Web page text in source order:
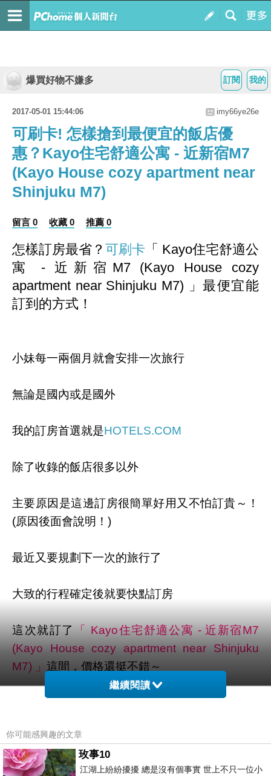
我的
訂閱
爆買好物不嫌多
2017-05-01 15:44:06 imy66ye26e
可刷卡! 怎樣搶到最便宜的飯店優
惠？Kayo住宅舒適公寓 - 近新宿M7
(Kayo House cozy apartment near
Shinjuku M7)
留言 0 收藏 0 推薦 0
怎樣訂房最省？ 可刷卡 「 Kayo住宅舒適公
寓 - 近新宿M7 (Kayo House cozy
apartment near Shinjuku M7) 」最便宜能
訂到的方式 ！
小妹每一兩個月就會安排一次旅行
無論是國內或是國外
我的訂房首選就是HOTELS.COM
除了收錄的飯店很多以外
主要原因是這邊訂房很簡單好用又不怕訂貴～！
(原因後面會說明！)
最近又要規劃下一次的旅行了
大致的行程確定後就要快點訂房
這次就訂了
「 Kayo住宅舒適公寓 - 近新宿M7
(Kayo House cozy apartment near Shinjuku
M7) 」 這間，價格還挺不錯～
繼續閱讀
你可能感興趣的文章
玫事10
江湖上紛紛擾擾 總是沒有個事實 世上不只一位小